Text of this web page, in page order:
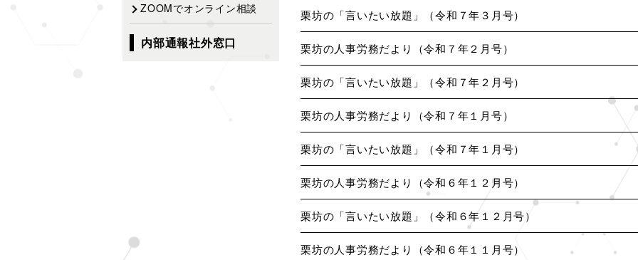
栗坊の「言いたい放題」（令和７年３月号）
栗坊の人事労務だより（令和７年２月号）
栗坊の「言いたい放題」（令和７年２月号）
栗坊の人事労務だより（令和７年１月号）
栗坊の「言いたい放題」（令和７年１月号）
栗坊の人事労務だより（令和６年１２月号）
栗坊の「言いたい放題」（令和６年１２月号）
栗坊の人事労務だより（令和６年１１月号）
ZOOMでオンライン相談
内部通報社外窓口